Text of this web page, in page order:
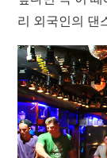
리 외국인의 댄